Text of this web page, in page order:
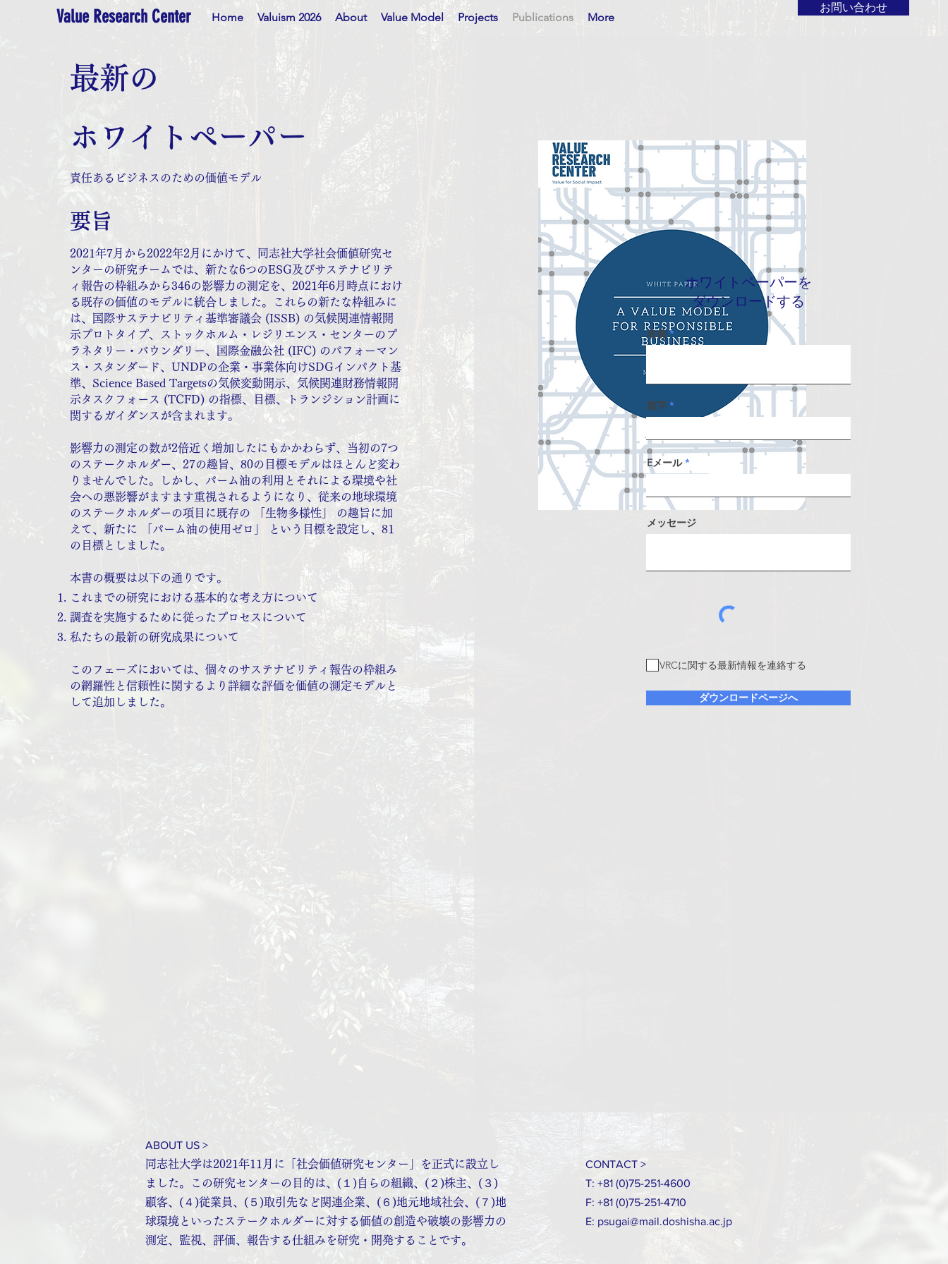
Value Research Center Home Valuism 2026 About Value Model Projects Publications More
お問い合わせ
最新の
ホワイトペーパー
責任あるビジネスのための価値モデル
要旨
2021年7月から2022年2月にかけて、同志社大学社会価値研究セ
ンターの研究チームでは、新たな6つのESG及びサステナビリテ
ィ報告の枠組みから346の影響力の測定を、2021年6月時点におけ
る既存の価値のモデルに統合しました。これらの新たな枠組みに
は、国際サステナビリティ基準審議会 (ISSB) の気候関連情報開
示プロトタイプ、ストックホルム・レジリエンス・センターのプ
ラネタリー・バウンダリー、国際金融公社 (IFC) のパフォーマン
ス・スタンダード、UNDPの企業・事業体向けSDGインパクト基
準、Science Based Targetsの気候変動開示、気候関連財務情報開
示タスクフォース (TCFD) の指標、目標、トランジション計画に
関するガイダンスが含まれます。
影響力の測定の数が2倍近く増加したにもかかわらず、当初の7つ
のステークホルダー、27の趣旨、80の目標モデルはほとんど変わ
りませんでした。しかし、パーム油の利用とそれによる環境や社
会への悪影響がますます重視されるようになり、従来の地球環境
のステークホルダーの項目に既存の 「生物多様性」 の趣旨に加
えて、新たに 「パーム油の使用ゼロ」 という目標を設定し、81
の目標としました。
本書の概要は以下の通りです。
これまでの研究における基本的な考え方について
調査を実施するために従ったプロセスについて
私たちの最新の研究成果について
このフェーズにおいては、個々のサステナビリティ報告の枠組み
の網羅性と信頼性に関するより詳細な評価を価値の測定モデルと
して追加しました。
ホワイトペーパーを
ダウンロードする
名前
苗字
Eメール
メッセージ
VRCに関する最新情報を連絡する
ダウンロードページへ
ABOUT US >
同志社大学は2021年11月に「社会価値研究センター」を正式に設立し
ました。この研究センターの目的は、(１)自らの組織、(２)株主、(３)
顧客、(４)従業員、(５)取引先など関連企業、(６)地元地域社会、(７)地
球環境といったステークホルダーに対する価値の創造や破壊の影響力の
測定、監視、評価、報告する仕組みを研究・開発することです。
CONTACT >
T: +81 (0)75-251-4600
F: +81 (0)75-251-4710
E: psugai@mail.doshisha.ac.jp